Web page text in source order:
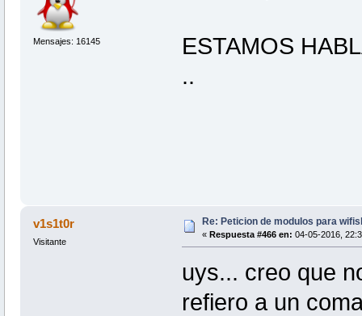
Mensajes: 16145
ESTAMOS
..
v1s1t0r
Visitante
Re: Peticion de modulos para
« Respuesta #466 en: 04-05-2016,
uys... creo que
refiero a un